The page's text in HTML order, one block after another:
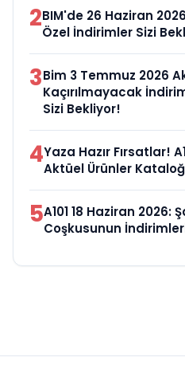
2BIM'de 26 Haziran
Özel İndirimler Sizi
3Bim 3 Temmuz 2026
Kaçırılmayacak
Sizi Bekliyor!
4Yaza Hazır Fırsatlar!
Aktüel Ürünler
5A101 18 Haziran 2026:
Coşkusunun